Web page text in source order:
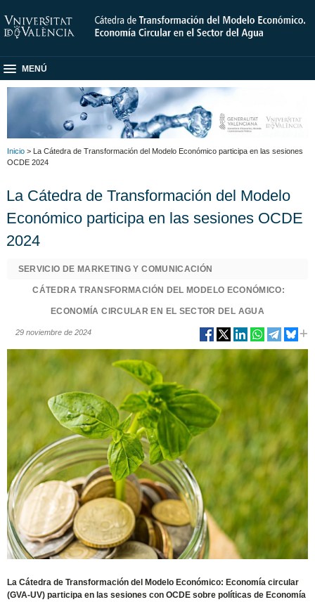
MENÚ
Inicio > La Cátedra de Transformación del Modelo Económico participa en las sesiones
OCDE 2024
La Cátedra de Transformación del Modelo
Económico participa en las sesiones OCDE
2024
SERVICIO DE MARKETING Y COMUNICACIÓN
CÁTEDRA TRANSFORMACIÓN DEL MODELO ECONÓMICO:
ECONOMÍA CIRCULAR EN EL SECTOR DEL AGUA
29 noviembre de 2024
La Cátedra de Transformación del Modelo Económico: Economía circular
(GVA-UV) participa en las sesiones con OCDE sobre políticas de Economía